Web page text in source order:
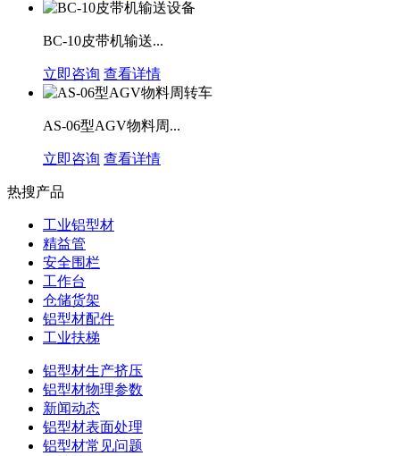
BC-10皮带机输送...
立即咨询 查看详情
AS-06型AGV物料周...
立即咨询 查看详情
热搜产品
工业铝型材
精益管
安全围栏
工作台
仓储货架
铝型材配件
工业扶梯
铝型材生产挤压
铝型材物理参数
新闻动态
铝型材表面处理
铝型材常见问题